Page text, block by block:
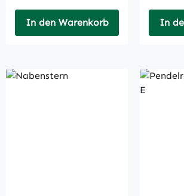
In den Warenkorb In